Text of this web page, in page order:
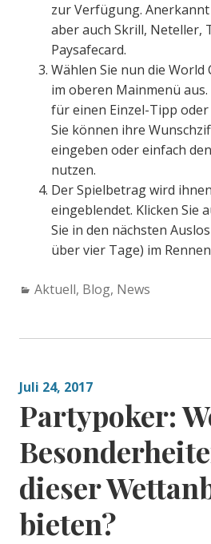
zur Verfügung.
aber auch Skrill, Neteller,
Paysafecard.
Wählen Sie nun die
im oberen Mainmenü aus.
für einen Einzel-Tipp
Sie können ihre
eingeben oder einfach
nutzen.
Der Spielbetrag wird
eingeblendet. Klicken Sie
Sie in den nächsten
über vier Tage) im
Categories:
Aktuell, Blog, News
Juli 24, 2017
Partypoker:
dieser
bieten?